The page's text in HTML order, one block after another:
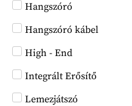
Hangszóró
Hangszóró kábel
High - End
Integrált Erősítő
Lemezjátszó